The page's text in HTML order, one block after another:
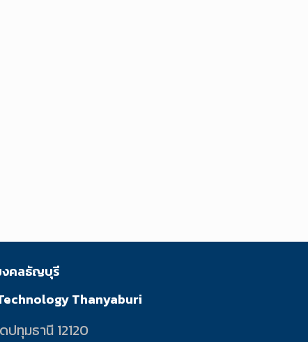
งคลธัญบุรี
Thanyaburi
ทุมธานี 12120